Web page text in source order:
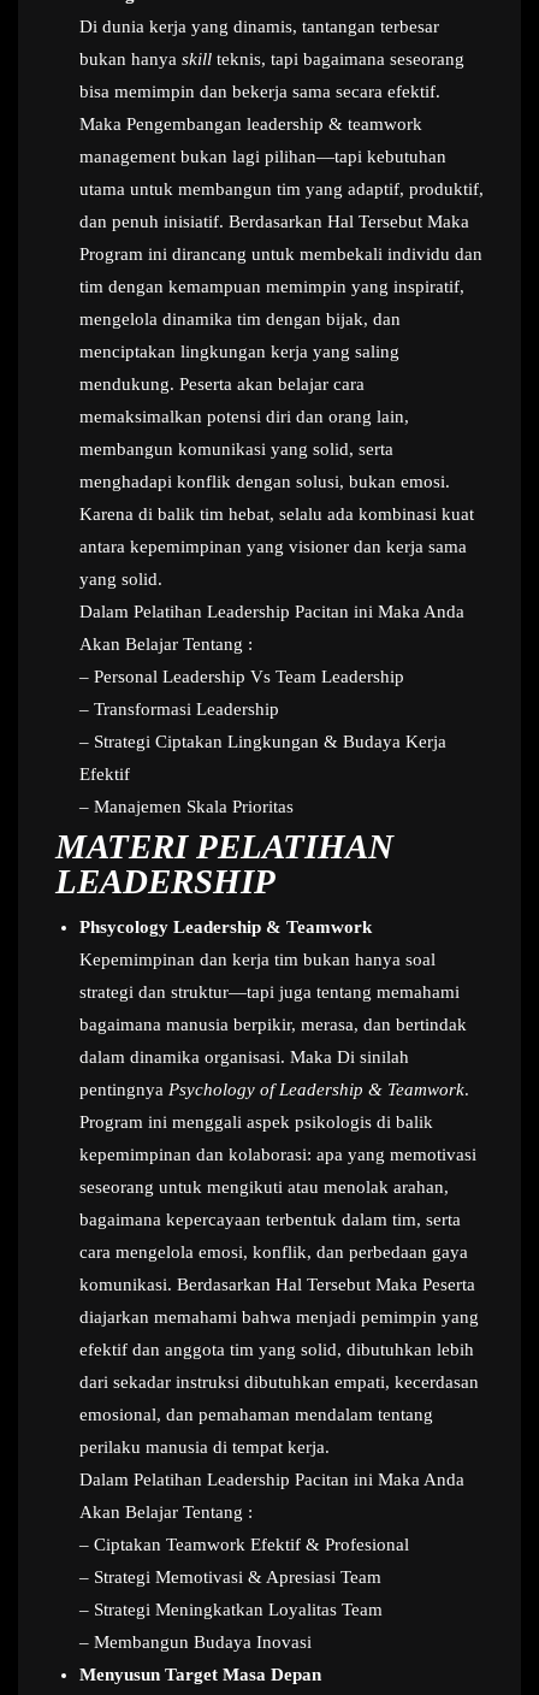
Di dunia kerja yang dinamis, tantangan terbesar
bukan hanya skill teknis, tapi bagaimana seseorang
bisa memimpin dan bekerja sama secara efektif.
Maka Pengembangan leadership & teamwork
management bukan lagi pilihan—tapi kebutuhan
utama untuk membangun tim yang adaptif, produktif,
dan penuh inisiatif. Berdasarkan Hal Tersebut Maka
Program ini dirancang untuk membekali individu dan
tim dengan kemampuan memimpin yang inspiratif,
mengelola dinamika tim dengan bijak, dan
menciptakan lingkungan kerja yang saling
mendukung. Peserta akan belajar cara
memaksimalkan potensi diri dan orang lain,
membangun komunikasi yang solid, serta
menghadapi konflik dengan solusi, bukan emosi.
Karena di balik tim hebat, selalu ada kombinasi kuat
antara kepemimpinan yang visioner dan kerja sama
yang solid.
Dalam Pelatihan Leadership Pacitan ini Maka Anda
Akan Belajar Tentang :
– Personal Leadership Vs Team Leadership
– Transformasi Leadership
– Strategi Ciptakan Lingkungan & Budaya Kerja
Efektif
– Manajemen Skala Prioritas
MATERI PELATIHAN
LEADERSHIP
Phsycology Leadership & Teamwork
Kepemimpinan dan kerja tim bukan hanya soal
strategi dan struktur—tapi juga tentang memahami
bagaimana manusia berpikir, merasa, dan bertindak
dalam dinamika organisasi. Maka Di sinilah
pentingnya Psychology of Leadership & Teamwork.
Program ini menggali aspek psikologis di balik
kepemimpinan dan kolaborasi: apa yang memotivasi
seseorang untuk mengikuti atau menolak arahan,
bagaimana kepercayaan terbentuk dalam tim, serta
cara mengelola emosi, konflik, dan perbedaan gaya
komunikasi. Berdasarkan Hal Tersebut Maka Peserta
diajarkan memahami bahwa menjadi pemimpin yang
efektif dan anggota tim yang solid, dibutuhkan lebih
dari sekadar instruksi dibutuhkan empati, kecerdasan
emosional, dan pemahaman mendalam tentang
perilaku manusia di tempat kerja.
Dalam Pelatihan Leadership Pacitan ini Maka Anda
Akan Belajar Tentang :
– Ciptakan Teamwork Efektif & Profesional
– Strategi Memotivasi & Apresiasi Team
– Strategi Meningkatkan Loyalitas Team
– Membangun Budaya Inovasi
Menyusun Target Masa Depan